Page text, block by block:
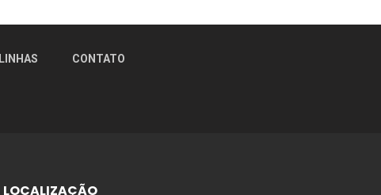
LINHAS CONTATO
LOCALIZAÇÃO